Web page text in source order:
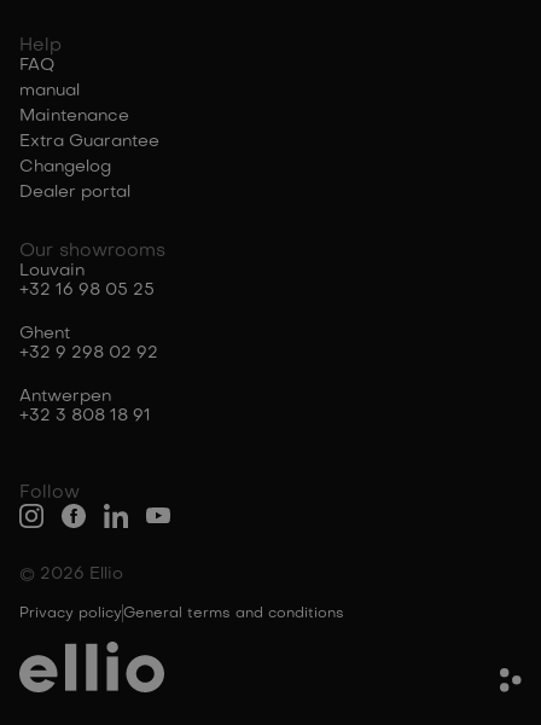
Follow
Help
FAQ
manual
Maintenance
Extra Guarantee
Changelog
Dealer portal
Our showrooms
Louvain
+32 16 98 05 25
Ghent
+32 9 298 02 92
Antwerpen
+32 3 808 18 91
Privacy policyGeneral terms and conditions
© 2026 Ellio